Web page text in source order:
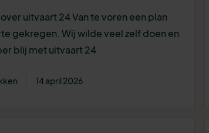
uitvaart 24 Van te voren een plan
gekregen. Wij wilde veel zelf doen en
blij met uitvaart 24
14 april 2026